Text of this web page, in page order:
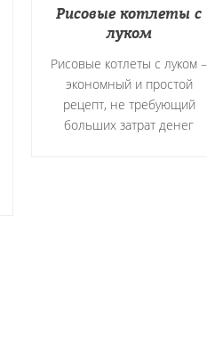
Рисовые котлеты с
луком
Рисовые котлеты с луком –
экономный и простой
рецепт, не требующий
больших затрат денег